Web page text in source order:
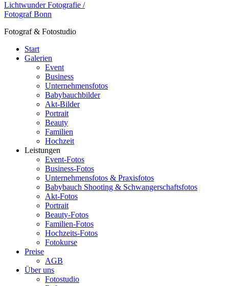
Lichtwunder Fotografie /
Fotograf Bonn
Fotograf & Fotostudio
Start
Galerien
Event
Business
Unternehmensfotos
Babybauchbilder
Akt-Bilder
Portrait
Beauty
Familien
Hochzeit
Leistungen
Event-Fotos
Business-Fotos
Unternehmensfotos & Praxisfotos
Babybauch Shooting & Schwangerschaftsfotos
Akt-Fotos
Portrait
Beauty-Fotos
Familien-Fotos
Hochzeits-Fotos
Fotokurse
Preise
AGB
Über uns
Fotostudio